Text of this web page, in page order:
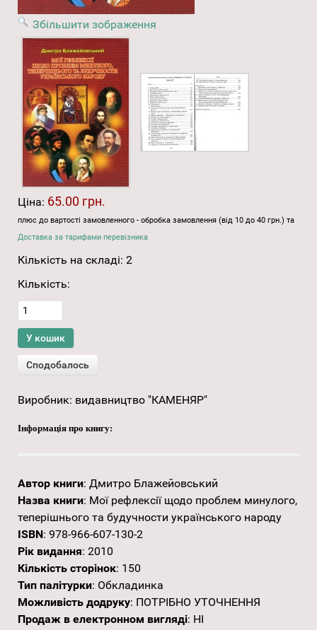
Збільшити зображення
Ціна: 65.00 грн.
плюс до вартості замовленного - обробка замовлення (від 10 до 40 грн.) та
Доставка за тарифами перевізника
Кількість на складі: 2
Кількість:
Виробник: видавництво "КАМЕНЯР"
Інформація про книгу:
Автор книги: Дмитро Блажейовський
Назва книги: Мої рефлексії щодо проблем минулого,
теперішнього та будучности українського народу
ISBN: 978-966-607-130-2
Рік видання: 2010
Кількість сторінок: 150
Тип палітурки: Обкладинка
Можливість додруку: ПОТРІБНО УТОЧНЕННЯ
Продаж в електронном вигляді: НІ